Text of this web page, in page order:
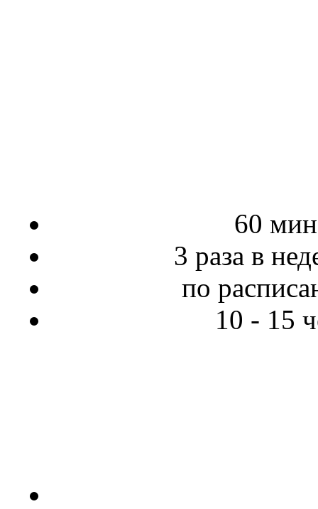
60 мин
3 раза в
по
10 - 15